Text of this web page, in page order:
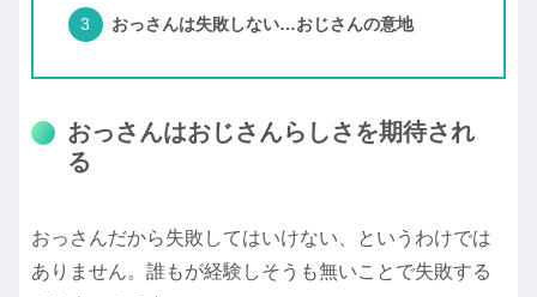
おっさんは失敗しない…おじさんの意地
おっさんはおじさんらしさを期待され
る
おっさんだから失敗してはいけない、というわけでは
ありません。誰もが経験しそうも無いことで失敗する